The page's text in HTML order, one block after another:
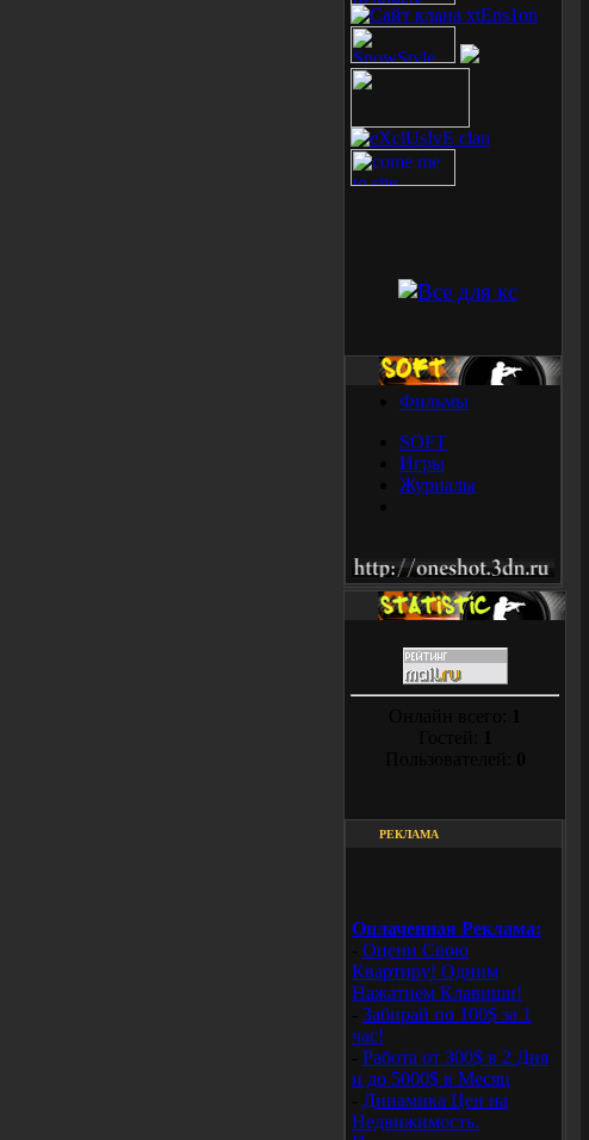
Фильмы
SOFT
Игры
Журналы
РЕКЛАМА
Оплаченная Реклама:
Оцени Свою
Квартиру! Одним
Нажатием Клавиши!
Забирай по 100$ за 1
час!
Работа от 300$ в 2 Дня
и до 5000$ в Месяц
Динамика Цен на
Недвижимость.